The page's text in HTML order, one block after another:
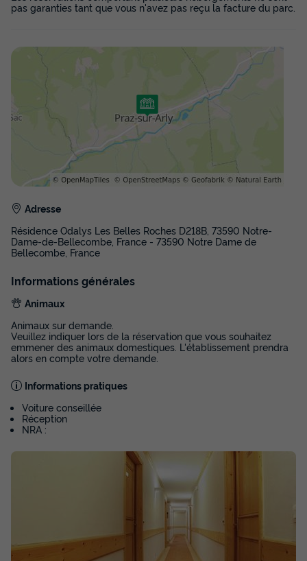
pas garanties tant que vous n'avez pas reçu la facture du parc.
Adresse
Résidence Odalys Les Belles Roches D218B, 73590 Notre-
Dame-de-Bellecombe, France - 73590 Notre Dame de
Bellecombe, France
Informations générales
Animaux
Animaux sur demande.
Veuillez indiquer lors de la réservation que vous souhaitez
emmener des animaux domestiques. L'établissement prendra
alors en compte votre demande.
Informations pratiques
Voiture conseillée
Réception
NRA :
Voir la carte